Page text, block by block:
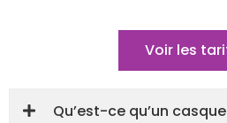
Voir les
Qu’est-ce qu’un casque